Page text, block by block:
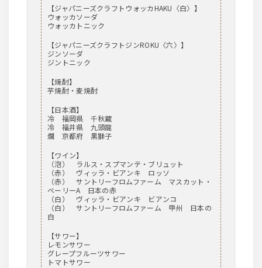
【ジャパニーズクラフトウォッカHAKU〈白〉】
ウォッカソーダ
ウォッカトニック
【ジャパニーズクラフトジンROKU〈六〉】
ジンソーダ
ジントニック
【焼酎】
芋焼酎・麦焼酎
【日本酒】
冷 福岡県 千秋蔵
冷 福井県 九頭龍
燗 京都府 黒獅子
【ワイン】
（泡） ラルス・スプマンテ・ブリュット
（赤） ヴィッラ・ビアンキ ロッソ
（赤） サントリーフロムファーム マスカット・
ベーリーA 日本の赤
（白） ヴィッラ・ビアンキ ビアンコ
（白） サントリーフロムファーム 甲州 日本の
白
【サワー】
レモンサワー
グレープフルーツサワー
トマトサワー